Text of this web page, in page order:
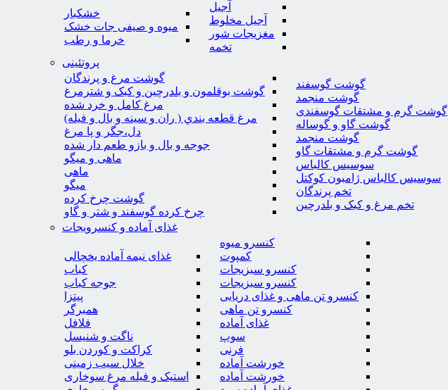
آجیل
آجیل مخلوط
مغزیجات شور
تخمه
خشکبار
میوه و صیفی جات خشک
خرما و رطب
پروتئینی
گوشت گوسفند
گوشت منجمد
گوشت گرم و مشتقات گوسفندی
گوشت گاو و گوساله
گوشت منجمد
گوشت گرم و مشتقات گاو
سوسیس کالباس
سوسیس کالباس ژامبون کوکتل
تخم پرندگان
تخم مرغ و کبک و بلدرچین
گوشت مرغ و پرندگان
گوشت بوقلمون و بلدرچین و کبک و شترمرغ
مرغ کامل و خرد شده
مرغ قطعه بندي ( ران و سينه و بال و فيله)
دل،جگر و پا مرغ
جوجه و بال و بازو طعم دار شده
ماهی و میگو
ماهی
میگو
گوشت چرخ کرده
چرخ کرده گوسفند و شتر و گاو
غذای آماده و کنسرویجات
کنسرو میوه
کمپوت
کنسرو سبزیجات
کنسرو سبزیجات
کنسرو تن ماهی و غذای دریایی
کنسرو تن ماهی
غذای آماده
سوپ
فرنی
خورشت آماده
خورشت آماده
غذای نیمه آماده یخچالی
کباب
جوجه کباب
پیتزا
همبرگر
فلافل
ناگت و شنیسل
کراکت و کوردن بلو
خلال سیب زمینی
استیک و فیله مرغ سوخاری